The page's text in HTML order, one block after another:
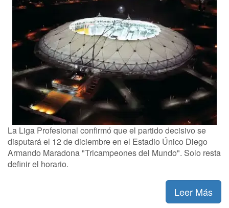
La Liga Profesional confirmó que el partido decisivo se
disputará el 12 de diciembre en el Estadio Único Diego
Armando Maradona "Tricampeones del Mundo". Solo resta
definir el horario.
Leer Más